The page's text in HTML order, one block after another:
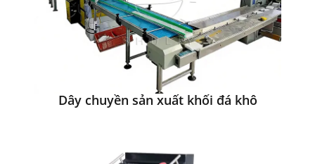
Dây chuyền sản xuất khối đá khô